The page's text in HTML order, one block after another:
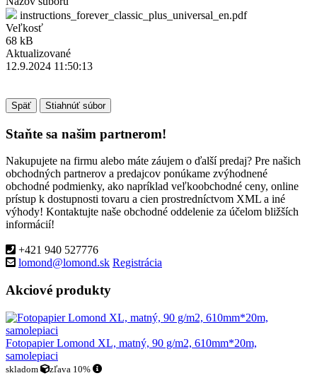
instructions_forever_classic_plus_universal_en.pdf
Veľkosť
68 kB
Aktualizované
12.9.2024 11:50:13
Späť Stiahnúť súbor
Staňte sa našim partnerom!
Nakupujete na firmu alebo máte záujem o ďalší predaj? Pre našich
obchodných partnerov a predajcov ponúkame zvýhodnené
obchodné podmienky, ako napríklad veľkoobchodné ceny, online
prístup k dostupnosti tovaru a cien prostredníctvom XML a iné
výhody! Kontaktujte naše obchodné oddelenie za účelom bližších
informácií!
+421 940 527776
lomond@lomond.sk Registrácia
Akciové produkty
Fotopapier Lomond XL, matný, 90 g/m2, 610mm*20m,
samolepiaci
skladom zľava 10%